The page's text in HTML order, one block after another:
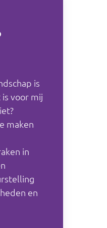
is
is voor mij
maken
in
en